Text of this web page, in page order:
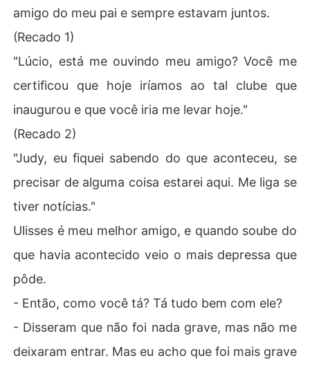
amigo do meu pai e sempre estavam juntos.
(Recado 1)
"Lúcio, está me ouvindo meu amigo? Você me
certificou que hoje iríamos ao tal clube que
inaugurou e que você iria me levar hoje."
(Recado 2)
"Judy, eu fiquei sabendo do que aconteceu, se
precisar de alguma coisa estarei aqui. Me liga se
tiver notícias."
Ulisses é meu melhor amigo, e quando soube do
que havia acontecido veio o mais depressa que
pôde.
- Então, como você tá? Tá tudo bem com ele?
- Disseram que não foi nada grave, mas não me
deixaram entrar. Mas eu acho que foi mais grave